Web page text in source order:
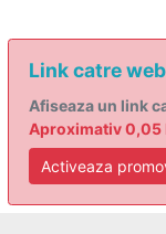
Link catre
Afiseaza un link
Aproximativ 0,05
Activeaza